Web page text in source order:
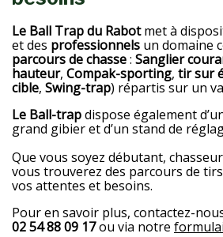
Le Ball Trap du Rabotmet à
et des professionnels un domaine
parcours de chasse: Sanglier
hauteur, Compak-sporting, tir sur
cible, Swing-trap) répartis sur un
Le Ball-trapdispose également
grand gibier et d’un stand de
Que vous soyez débutant,
vous trouverez des parcours de
vos attentes et besoins.
Pour en savoir plus, contactez-
02 54 88 09 17ou via notre